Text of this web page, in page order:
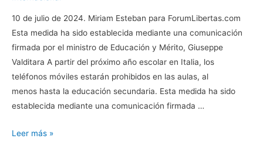
10 de julio de 2024. Miriam Esteban para ForumLibertas.com
Esta medida ha sido establecida mediante una comunicación
firmada por el ministro de Educación y Mérito, Giuseppe
Valditara A partir del próximo año escolar en Italia, los
teléfonos móviles estarán prohibidos en las aulas, al
menos hasta la educación secundaria. Esta medida ha sido
establecida mediante una comunicación firmada …
Italia
Leer más »